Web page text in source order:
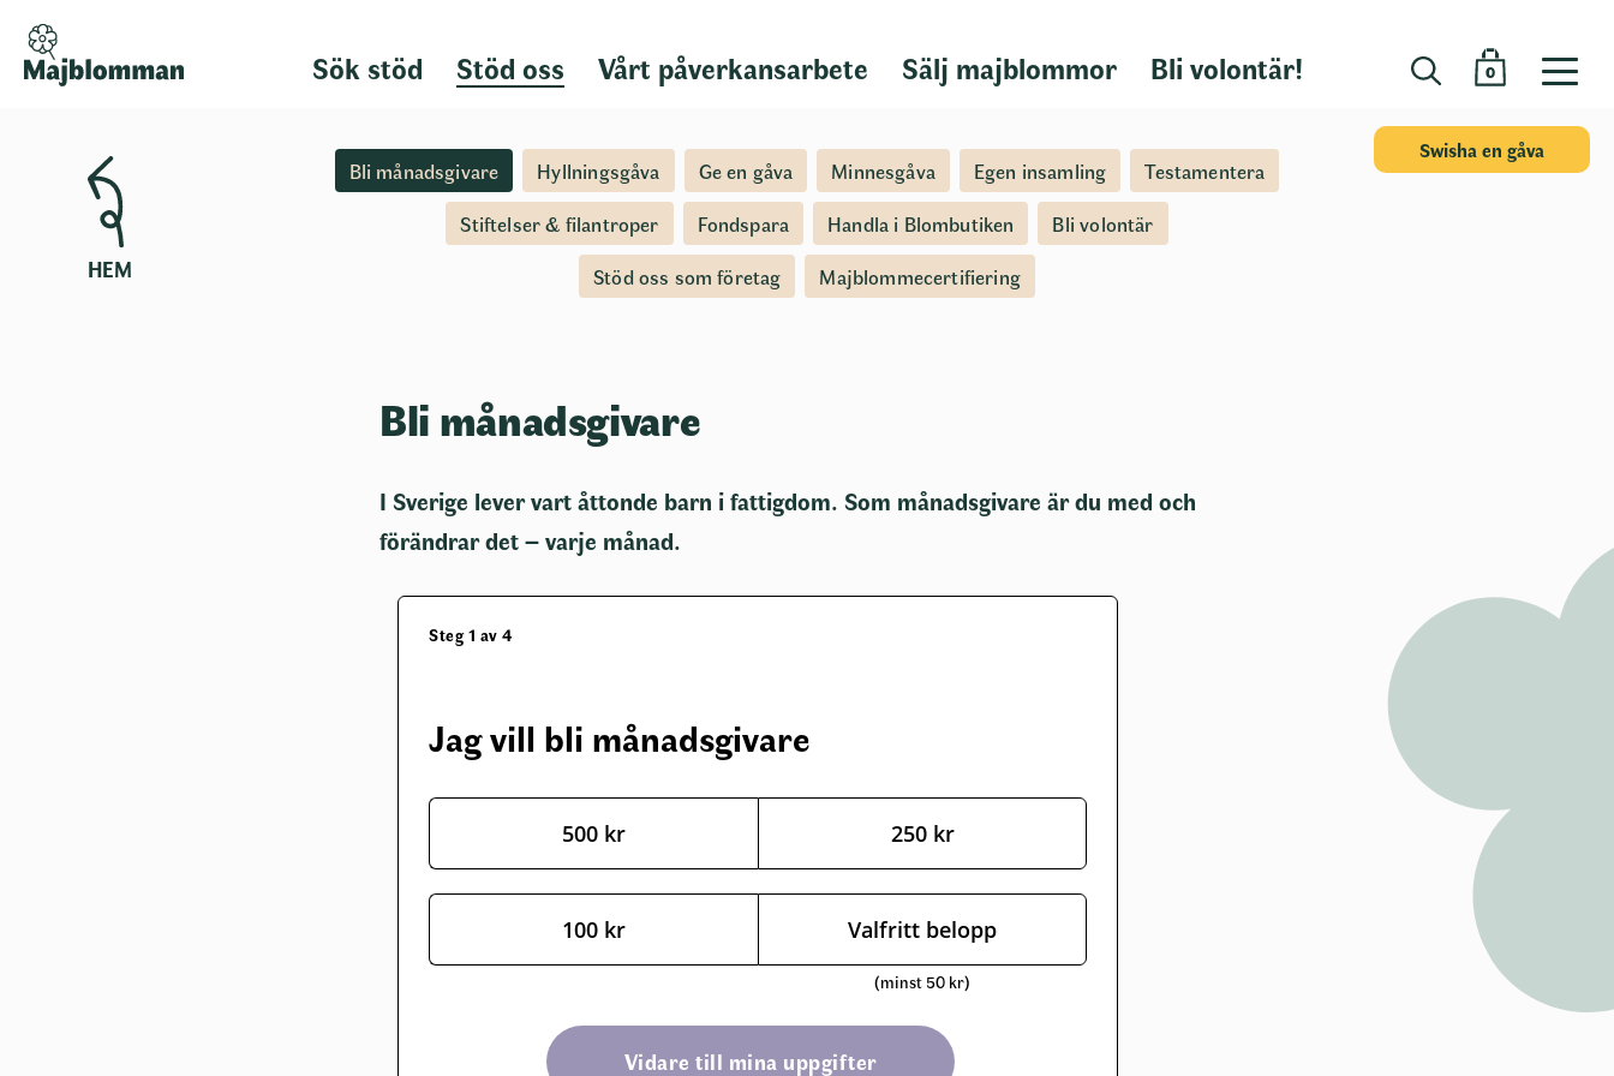
Sök stöd Stöd oss Vårt påverkansarbete Sälj majblommor Bli volontär! 0
Swisha en gåva
HEM
Bli månadsgivare Hyllningsgåva Ge en gåva Minnesgåva Egen insamling
Testamentera
Stiftelser & filantroper
Fondspara Handla i Blombutiken
Bli volontär
Stöd oss som företag
Majblommecertifiering
Bli månadsgivare
I Sverige lever vart åttonde barn i fattigdom. Som månadsgivare är du med och
förändrar det – varje månad.
Steg 1 av 4
Jag vill bli månadsgivare
500 kr 250 kr
100 kr
Vidare till mina uppgifter